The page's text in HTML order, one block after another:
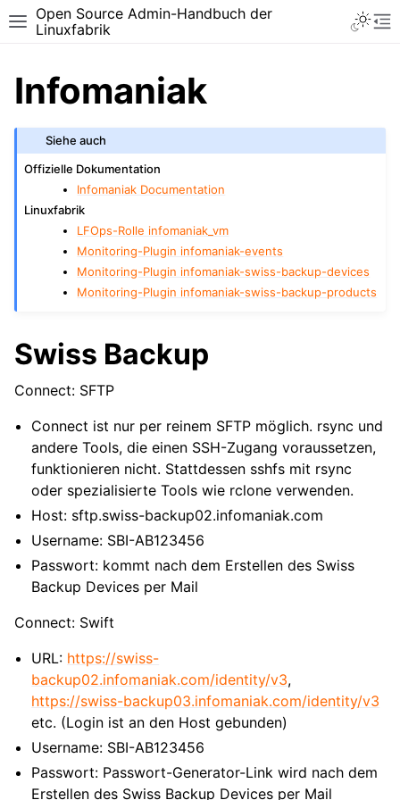
Toggle site navigation sidebar
Open Source Admin-Handbuch der
Linuxfabrik
Infomaniak
Siehe auch
Offizielle Dokumentation
Infomaniak Documentation
Linuxfabrik
LFOps-Rolle infomaniak_vm
Monitoring-Plugin infomaniak-events
Monitoring-Plugin infomaniak-swiss-backup-devices
Monitoring-Plugin infomaniak-swiss-backup-products
Swiss Backup
Connect: SFTP
Connect ist nur per reinem SFTP möglich. rsync und
andere Tools, die einen SSH-Zugang voraussetzen,
funktionieren nicht. Stattdessen sshfs mit rsync
oder spezialisierte Tools wie rclone verwenden.
Host: sftp.swiss-backup02.infomaniak.com
Username: SBI-AB123456
Passwort: kommt nach dem Erstellen des Swiss
Backup Devices per Mail
Connect: Swift
URL: https://swiss-
backup02.infomaniak.com/identity/v3,
https://swiss-backup03.infomaniak.com/identity/v3
etc. (Login ist an den Host gebunden)
Username: SBI-AB123456
Passwort: Passwort-Generator-Link wird nach dem
Erstellen des Swiss Backup Devices per Mail